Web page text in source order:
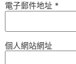
電子郵件地址 *
個人網站網址